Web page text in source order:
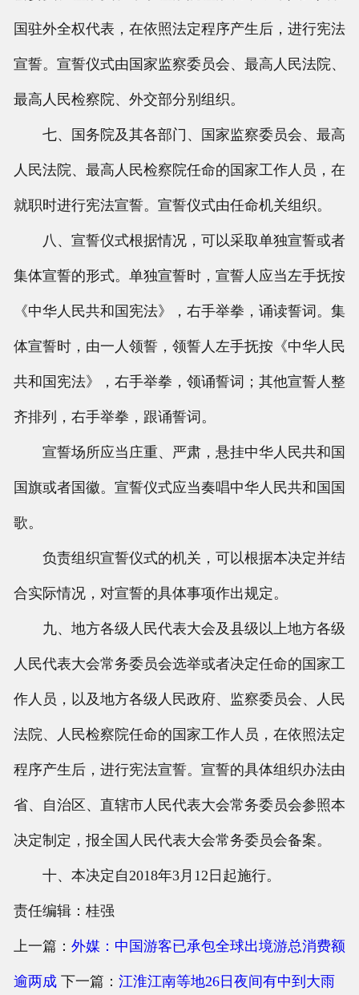
国驻外全权代表，在依照法定程序产生后，进行宪法
宣誓。宣誓仪式由国家监察委员会、最高人民法院、
最高人民检察院、外交部分别组织。
七、国务院及其各部门、国家监察委员会、最高
人民法院、最高人民检察院任命的国家工作人员，在
就职时进行宪法宣誓。宣誓仪式由任命机关组织。
八、宣誓仪式根据情况，可以采取单独宣誓或者
集体宣誓的形式。单独宣誓时，宣誓人应当左手抚按
《中华人民共和国宪法》，右手举拳，诵读誓词。集
体宣誓时，由一人领誓，领誓人左手抚按《中华人民
共和国宪法》，右手举拳，领诵誓词；其他宣誓人整
齐排列，右手举拳，跟诵誓词。
宣誓场所应当庄重、严肃，悬挂中华人民共和国
国旗或者国徽。宣誓仪式应当奏唱中华人民共和国国
歌。
负责组织宣誓仪式的机关，可以根据本决定并结
合实际情况，对宣誓的具体事项作出规定。
九、地方各级人民代表大会及县级以上地方各级
人民代表大会常务委员会选举或者决定任命的国家工
作人员，以及地方各级人民政府、监察委员会、人民
法院、人民检察院任命的国家工作人员，在依照法定
程序产生后，进行宪法宣誓。宣誓的具体组织办法由
省、自治区、直辖市人民代表大会常务委员会参照本
决定制定，报全国人民代表大会常务委员会备案。
十、本决定自2018年3月12日起施行。
责任编辑：桂强
上一篇： 外媒：中国游客已承包全球出境游总消费额
逾两成下一篇： 江淮江南等地26日夜间有中到大雨